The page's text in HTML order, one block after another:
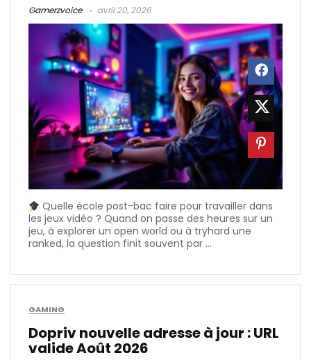
Gamerzvoice avril 20, 2026
Quelle école post-bac faire pour travailler dans
les jeux vidéo ? Quand on passe des heures sur un
jeu, à explorer un open world ou à tryhard une
ranked, la question finit souvent par ...
GAMING
Dopriv nouvelle adresse à jour : URL
valide Août 2026